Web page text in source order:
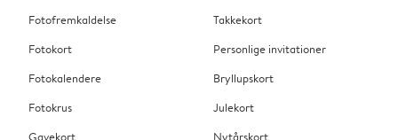
Fotofremkaldelse
Fotokort
Fotokalendere
Fotokrus
Gavekort
Takkekort
Personlige invitationer
Bryllupskort
Julekort
Nytårskort